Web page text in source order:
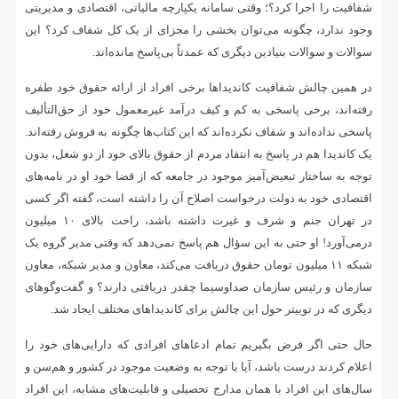
شفافیت را اجرا کرد؟؛ وقتی سامانه یکپارچه مالیاتی، اقتصادی و مدیریتی
وجود ندارد، چگونه می‌توان بخشی را مجزای از یک کل شفاف کرد؟ این
سوالات و سوالات بنیادین دیگری که عمدتاً بی‌پاسخ مانده‌اند.
در همین چالش شفافیت کاندیداها برخی افراد از ارائه حقوق خود طفره
رفته‌اند، برخی پاسخی به کم و کیف درآمد غیرمعمول خود از حق‌التألیف
پاسخی نداده‌اند و شفاف نکرده‌اند که این کتاب‌ها چگونه به فروش رفته‌اند.
یک کاندیدا هم در پاسخ به انتقاد مردم از حقوق بالای خود از دو شغل، بدون
توجه به ساختار تبعیض‌آمیز موجود در جامعه‌ که از قضا خود او در نامه‌های
اقتصادی خود به دولت درخواست اصلاح آن را داشته است، گفته اگر کسی
در تهران جنم و شرف و غیرت داشته باشد، راحت بالای ۱۰ میلیون
درمی‌آورد! او حتی به این سؤال هم پاسخ نمی‌دهد که وقتی مدیر گروه یک
شبکه ۱۱ میلیون تومان حقوق دریافت می‌کند، معاون و مدیر شبکه، معاون
سازمان و رئیس سازمان صداوسیما چقدر دریافتی دارند؟ و گفت‌وگوهای
دیگری که در توییتر حول این چالش برای کاندیداهای مختلف ایجاد شد.
حال حتی اگر فرض بگیریم تمام ادعاهای افرادی که دارایی‌های خود را
اعلام کردند درست باشد، آیا با توجه به وضعیت موجود در کشور و هم‌سن‌ و
سال‌های این افراد با همان مدارج تحصیلی و قابلیت‌های مشابه، این افراد